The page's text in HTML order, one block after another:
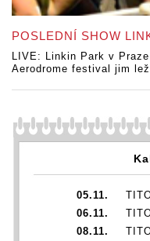
POSLEDNÍ SHOW
LIVE: Linkin Park v
Aerodrome festival jim
05.11.
06.11.
08.11.